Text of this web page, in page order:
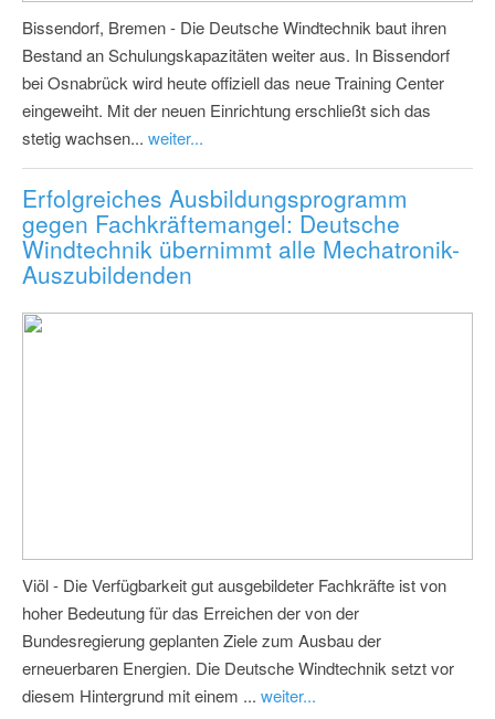
Bissendorf, Bremen - Die Deutsche Windtechnik baut ihren
Bestand an Schulungskapazitäten weiter aus. In Bissendorf
bei Osnabrück wird heute offiziell das neue Training Center
eingeweiht. Mit der neuen Einrichtung erschließt sich das
stetig wachsen... weiter...
Erfolgreiches Ausbildungsprogramm
gegen Fachkräftemangel: Deutsche
Windtechnik übernimmt alle Mechatronik-
Auszubildenden
Viöl - Die Verfügbarkeit gut ausgebildeter Fachkräfte ist von
hoher Bedeutung für das Erreichen der von der
Bundesregierung geplanten Ziele zum Ausbau der
erneuerbaren Energien. Die Deutsche Windtechnik setzt vor
diesem Hintergrund mit einem ... weiter...